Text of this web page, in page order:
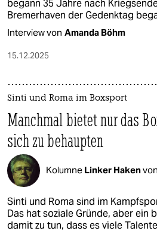
begann 35 Jahre nach
Bremerhaven der Gedenktag
Interview von Amanda Böhm
15.12.2025
Sinti und Roma im Boxsport
Manchmal bietet nur das
sich zu behaupten
Kolumne Linker Hakenvon
Sinti und Roma sind im
Das hat soziale Gründe, aber ein
damit zu tun, dass es viele